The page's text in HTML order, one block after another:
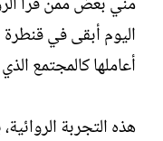
اليوم أبقى في
أعاملها كالمجتمع
هذه التجربة